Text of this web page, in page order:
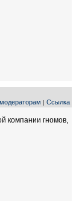
| Ссылка
компании гномов,